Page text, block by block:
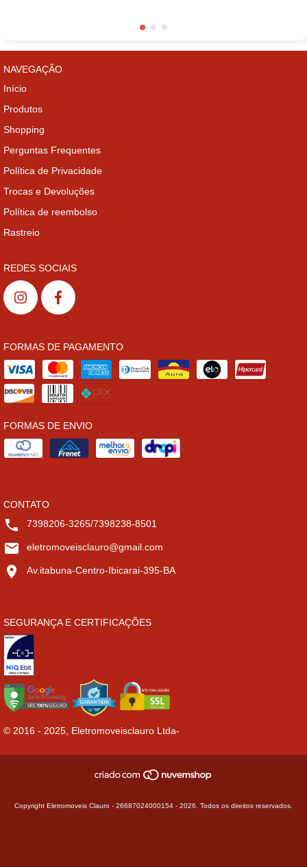
NAVEGAÇÃO
Início
Produtos
Shopping
Perguntas Frequentes
Política de Privacidade
Trocas e Devoluções
Política de reembolso
Rastreio
REDES SOCIAIS
FORMAS DE PAGAMENTO
FORMAS DE ENVIO
CONTATO
7398206-3265/7398238-8501
eletromoveisclauro@gmail.com
Av.itabuna-Centro-Ibicarai-395-BA
SEGURANÇA E CERTIFICAÇÕES
© 2016 - 2025, Eletromoveisclauro Ltda-
Copyright Eletromoveis Clauro - 26687024000154 - 2026. Todos os direitos reservados.